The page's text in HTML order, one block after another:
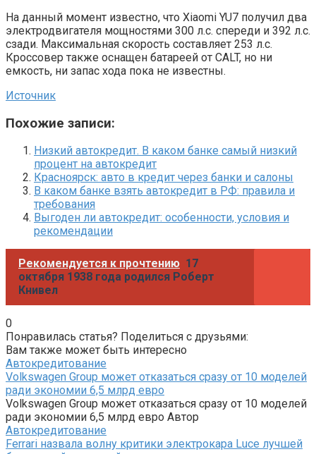
На данный момент известно, что Xiaomi YU7 получил два
электродвигателя мощностями 300 л.с. спереди и 392 л.с.
сзади. Максимальная скорость составляет 253 л.с.
Кроссовер также оснащен батареей от CALT, но ни
емкость, ни запас хода пока не известны.
Источник
Похожие записи:
Низкий автокредит. В каком банке самый низкий
процент на автокредит
Красноярск: авто в кредит через банки и салоны
В каком банке взять автокредит в РФ: правила и
требования
Выгоден ли автокредит: особенности, условия и
рекомендации
Рекомендуется к прочтению 17
октября 1938 года родился Роберт
Книвел
0
Понравилась статья? Поделиться с друзьями:
Вам также может быть интересно
Автокредитование
Volkswagen Group может отказаться сразу от 10 моделей
ради экономии 6,5 млрд евро
Volkswagen Group может отказаться сразу от 10 моделей
ради экономии 6,5 млрд евро Автор
Автокредитование
Ferrari назвала волну критики электрокара Luce лучшей